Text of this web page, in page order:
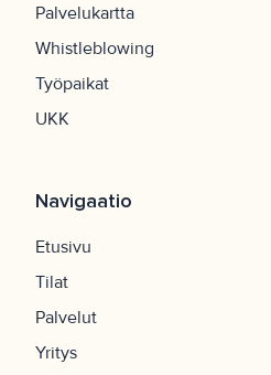
Palvelukartta
Whistleblowing
Työpaikat
UKK
Navigaatio
Etusivu
Tilat
Palvelut
Yritys